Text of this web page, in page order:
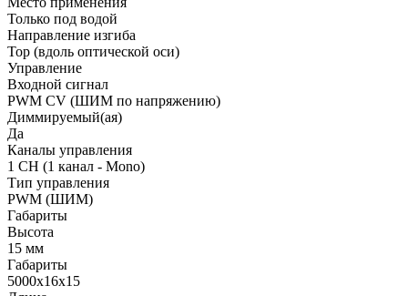
Только под водой
Направление изгиба
Top (вдоль оптической оси)
Управление
Входной сигнал
PWM СV (ШИМ по напряжению)
Диммируемый(ая)
Да
Каналы управления
1 CH (1 канал - Mono)
Тип управления
PWM (ШИМ)
Габариты
Высота
15 мм
Габариты
5000x16x15